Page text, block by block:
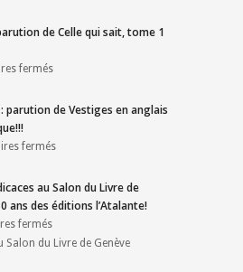
de Celle qui sait, tome 1
fermés
parution de Vestiges en anglais
fermés
au Salon du Livre de
ans des éditions l’Atalante!
fermés
Salon du Livre de Genève